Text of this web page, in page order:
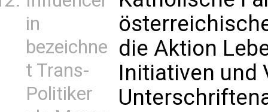
in
bezeichne
t Trans-
Politiker
die Aktion
Initiativen und